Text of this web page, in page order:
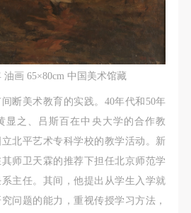
油画 65×80cm 中国美术馆藏
断美术教育的实践。40年代和50年
显之、吕斯百在中央大学的合作教
北平艺术专科学校的教学活动。新
师卫天霖的推荐下担任北京师范学
主任。其间，他提出从学生入学就
问题的能力，重视传授学习方法，